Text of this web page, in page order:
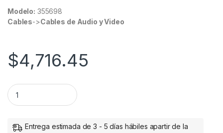
Modelo: 355698
Cables->Cables de Audio y Video
$4,716.45
CABLE HDMI FIBRA OPTICA M-M 4K 60HZ 50.0M
Entrega estimada de 3 - 5 días hábiles apartir de la